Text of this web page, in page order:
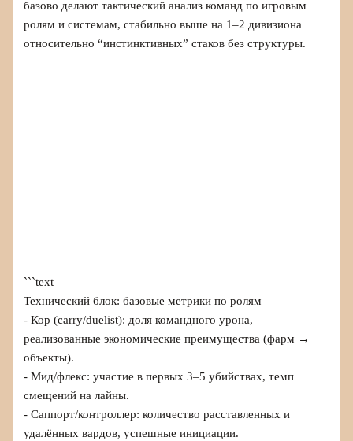
базово делают тактический анализ команд по игровым
ролям и системам, стабильно выше на 1–2 дивизиона
относительно “инстинктивных” стаков без структуры.
```text
Технический блок: базовые метрики по ролям
- Кор (carry/duelist): доля командного урона,
реализованные экономические преимущества (фарм →
объекты).
- Мид/флекс: участие в первых 3–5 убийствах, темп
смещений на лайны.
- Саппорт/контроллер: количество расставленных и
удалённых вардов, успешные инициации.